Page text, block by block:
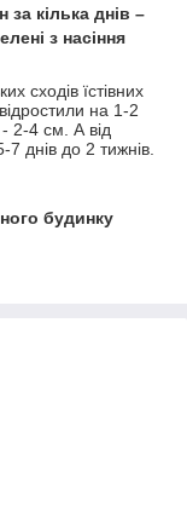
за кілька днів –
з насіння
сходів їстівних
на 1-2
2-4 см. А від
7 днів до 2 тижнів.
будинку